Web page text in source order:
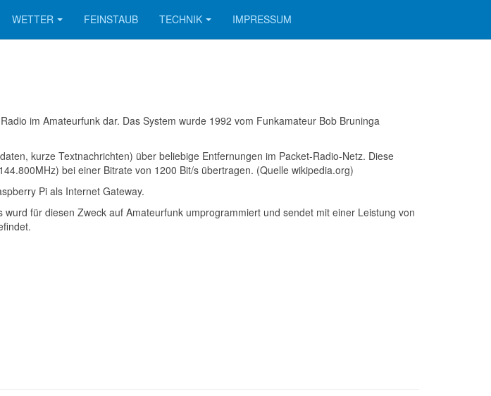
WETTER FEINSTAUB TECHNIK IMPRESSUM
im Amateurfunk dar. Das System wurde 1992 vom Funkamateur Bob Bruninga
kurze Textnachrichten) über beliebige Entfernungen im Packet-Radio-Netz. Diese
bei einer Bitrate von 1200 Bit/s übertragen. (Quelle wikipedia.org)
Pi als Internet Gateway.
für diesen Zweck auf Amateurfunk umprogrammiert und sendet mit einer Leistung von